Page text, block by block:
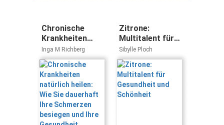
Chronische
Krankheiten
natürlich heilen:
Wie Sie
dauerhaft Ihre
Schmerzen
besiegen und
Ihre Gesundheit
zurückgewinnen
- mit sanften
Inga M Richberg
Zitrone:
Multitalent für
Gesundheit und
Schönheit
Sibylle Ploch